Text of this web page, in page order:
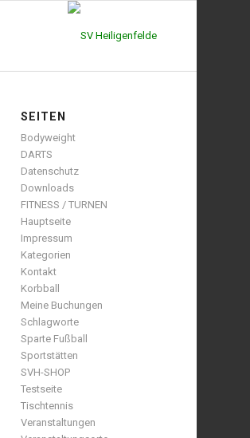
SEITEN
Bodyweight
DARTS
Datenschutz
Downloads
FITNESS / TURNEN
Hauptseite
Impressum
Kategorien
Kontakt
Korbball
Meine Buchungen
Schlagworte
Sparte Fußball
Sportstätten
SVH-SHOP
Testseite
Tischtennis
Veranstaltungen